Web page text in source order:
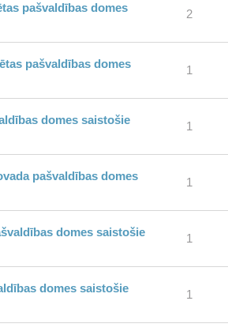
pašvaldības domes
2
pašvaldības domes
1
domes saistošie
1
pašvaldības domes
1
domes saistošie
1
domes saistošie
1